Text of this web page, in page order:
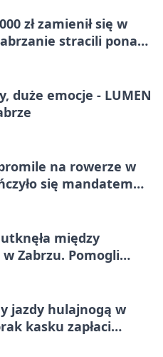
zł zamienił się w
stracili ponad
duże emocje - LUMEN
na rowerze w
się mandatem
między
Zabrzu. Pomogli
jazdy hulajnogą w
kasku zapłaci